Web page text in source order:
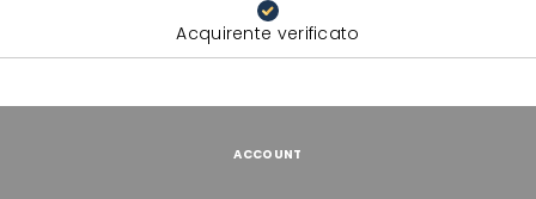
Acquirente verificato
ACCOUNT